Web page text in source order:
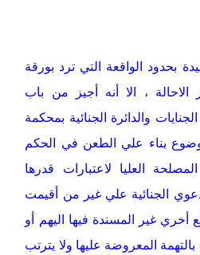
بحدود الواقعة التي ترد بورقة
الاحالة ، الا أنه أجيز من باب
والدائرة الجنائية بمحكمة
بناء علي الطعن في الحكم
العليا لاعتبارات قدرها
الجنائية علي غير من أقيمت
أخري غير المسندة فيها اليهم أو
المعروضة عليها ولا يترتب